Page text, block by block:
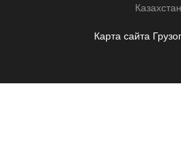
Казахстан
Карта сайта